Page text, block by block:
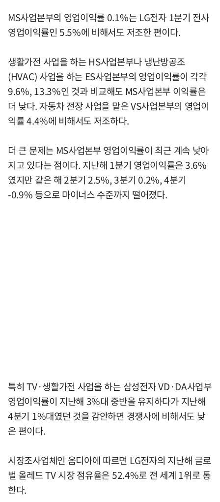
MS사업본부의 영업이익률 0.1%는 LG전자 1분기 전사
영업이익률인 5.5%에 비해서도 저조한 편이다.
생활가전 사업을 하는 HS사업본부나 냉난방공조
(HVAC) 사업을 하는 ES사업본부의 영업이익률이 각각
9.6%, 13.3%인 것과 비교해도 MS사업본부 이익률은
더 낮다. 자동차 전장 사업을 맡은 VS사업본부의 영업이
익률 4.4%에 비해서도 저조하다.
더 큰 문제는 MS사업본부 영업이익률이 최근 계속 낮아
지고 있다는 점이다. 지난해 1분기 영업이익률은 3.6%
였지만 같은 해 2분기 2.5%, 3분기 0.2%, 4분기
-0.9% 등으로 마이너스 수준까지 떨어졌다.
특히 TV·생활가전 사업을 하는 삼성전자 VD·DA사업부
영업이익률이 지난해 3%대 중반을 유지하다가 지난해
4분기 1%대였던 것을 감안하면 경쟁사에 비해서도 낮
은 편이다.
시장조사업체인 옴디아에 따르면 LG전자의 지난해 글로
벌 올레드 TV 시장 점유율은 52.4%로 전 세계 1위로 통
한다.